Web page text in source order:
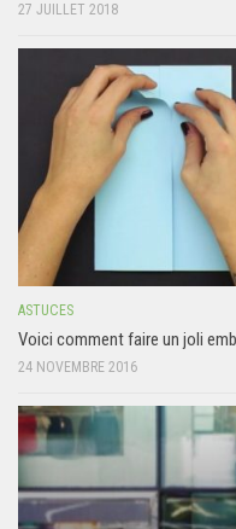
27 JUILLET 2018
ASTUCES
Voici comment faire un joli
24 NOVEMBRE 2016